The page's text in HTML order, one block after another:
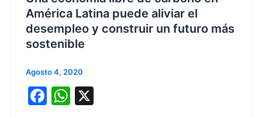
América Latina puede aliviar el
desempleo y construir un futuro más
sostenible
Agosto 4, 2020
F
W